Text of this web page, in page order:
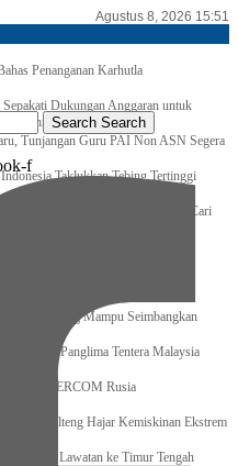
Agustus 8, 2026 15:51
Penanganan Karhutla
Dukungan Anggaran untuk
Olahraga
Tunjangan Guru PAI Non ASN Segera
Taklukkan Tebing Tertinggi
Tertunda, Kemenag Upayakan Cari
Ribu Lebih Bansos Cair
Internasional
Modern yang Mampu Seimbangkan
CC Panglima Tentera Malaysia
EMERCOM Rusia
se-Kalteng Hajar Kemiskinan Ekstrem
RI Usai Lawatan ke Timur Tengah
Search Search
f